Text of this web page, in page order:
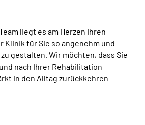
liegt es am Herzen Ihren
Klinik für Sie so angenehm und
gestalten. Wir möchten, dass Sie
nach Ihrer Rehabilitation
in den Alltag zurückkehren